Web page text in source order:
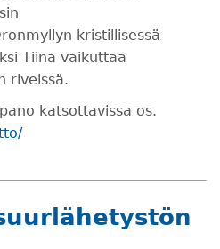
kristillisessä
Tiina vaikuttaa
riveissä.
katsottavissa os.